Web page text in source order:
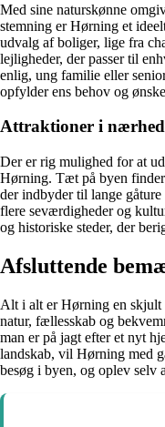
Med sine naturskønne
stemning er Hørning et
udvalg af boliger, lige fra
lejligheder, der passer til
enlig, ung familie eller
opfylder ens behov og
Attraktioner i
Der er rig mulighed for at
Hørning. Tæt på byen finder
der indbyder til lange
flere seværdigheder og
og historiske steder, der
Afsluttende
Alt i alt er Hørning en skjult
natur, fællesskab og
man er på jagt efter et nyt
landskab, vil Hørning med
besøg i byen, og oplev selv